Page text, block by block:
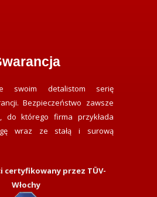
swoim detalistom serię
Bezpieczeństwo zawsze
do którego firma przykłada
wraz ze stałą i surową
certyfikowany przez TÜV-
Włochy